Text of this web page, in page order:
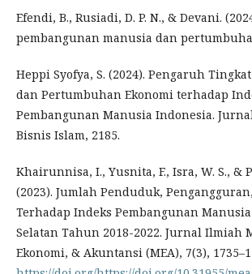
Efendi, B., Rusiadi, D. P. N., & Devani.
pembangunan manusia dan
Heppi Syofya, S. (2024). Pengaruh
dan Pertumbuhan Ekonomi terhadap
Pembangunan Manusia Indonesia.
Bisnis Islam, 2185.
Khairunnisa, I., Yusnita, F., Isra, W. S., &
(2023). Jumlah Penduduk,
Terhadap Indeks Pembangunan
Selatan Tahun 2018-2022. Jurnal Ilmiah
Ekonomi, & Akuntansi (MEA), 7(3),